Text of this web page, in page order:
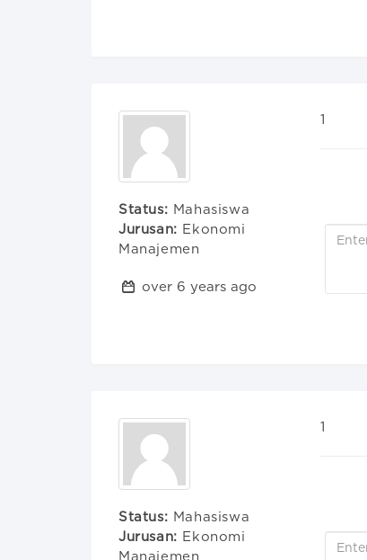
Status: Mahasiswa
Jurusan: Ekonomi
Manajemen
over 6 years ago
1
Status: Mahasiswa
Jurusan: Ekonomi
Manajemen
1